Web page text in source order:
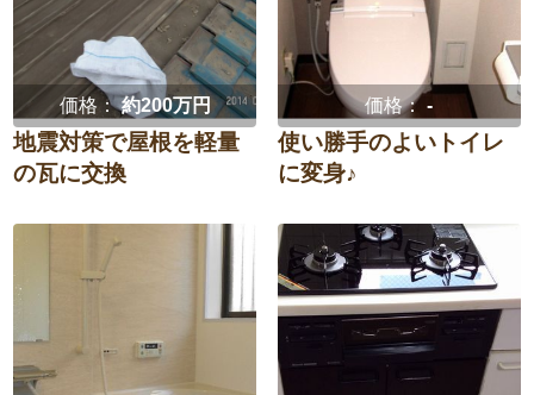
価格：約200万円
地震対策で屋根を軽量
の瓦に交換
価格：-
使い勝手のよいトイレ
に変身♪